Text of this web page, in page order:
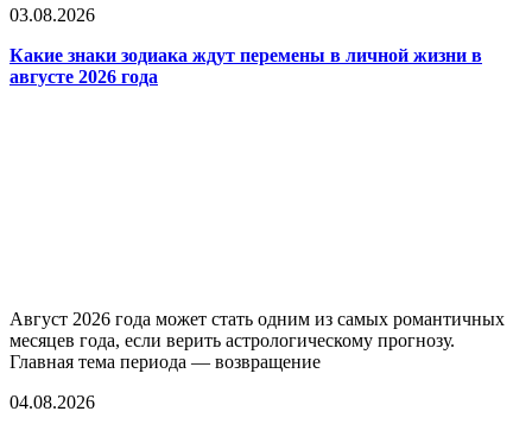
03.08.2026
Какие знаки зодиака ждут перемены в личной жизни в
августе 2026 года
Август 2026 года может стать одним из самых романтичных
месяцев года, если верить астрологическому прогнозу.
Главная тема периода — возвращение
04.08.2026